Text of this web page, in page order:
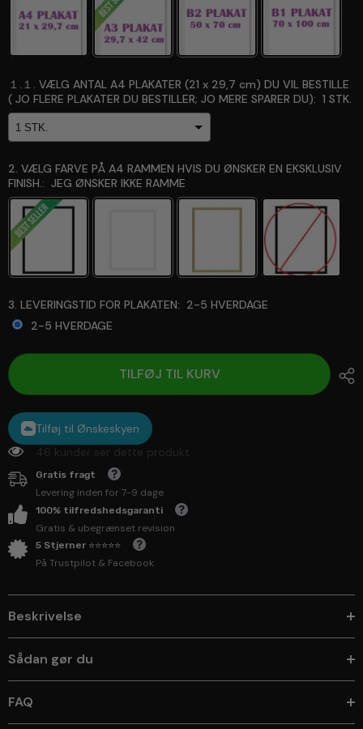
１.１. VÆLG ANTAL A4 PLAKATER (21 x 29,7 cm) DU VIL BESTILLE
( JO FLERE PLAKATER DU BESTILLER; JO MERE SPARER DU): 1 STK.
2. VÆLG FARVE PÅ A4 RAMMEN HVIS DU ØNSKER EN EKSKLUSIV
FINISH.: JEG ØNSKER IKKE RAMME
3. LEVERINGSTID FOR PLAKATEN: 2-5 HVERDAGE
2-5 HVERDAGE
to the price
TILFØJ TIL KURV
Tilføj til Ønskeskyen
46 kunder ser dette produkt
Gratis fragt
Levering inden for 7-9 dage
100% tilfredshedsgaranti
Gratis & ubegrænset revision
5 Stjerner ⭐⭐⭐⭐⭐
På Trustpilot & Facebook
Beskrivelse
Sådan gør du
FAQ